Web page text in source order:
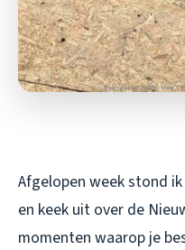
Afgelopen week stond
en keek uit over de
momenten waarop je